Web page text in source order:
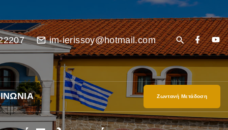
im-ierissoy@hotmail.com
Ζωντανή Μετάδοση